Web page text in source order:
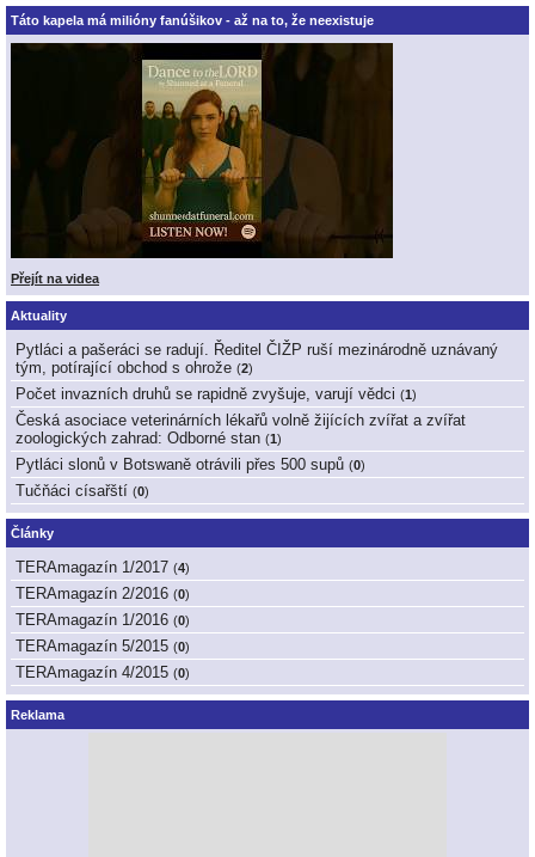
Táto kapela má milióny fanúšikov - až na to, že neexistuje
Přejít na videa
Aktuality
Pytláci a pašeráci se radují. Ředitel ČIŽP ruší mezinárodně uznávaný
tým, potírající obchod s ohrože (2)
Počet invazních druhů se rapidně zvyšuje, varují vědci (1 )
Česká asociace veterinárních lékařů volně žijících zvířat a zvířat
zoologických zahrad: Odborné stan (1 )
Pytláci slonů v Botswaně otrávili přes 500 supů (0)
Tučňáci císařští (0)
Články
TERAmagazín 1/2017 (4)
TERAmagazín 2/2016 (0)
TERAmagazín 1/2016 (0)
TERAmagazín 5/2015 (0)
TERAmagazín 4/2015 (0)
Reklama